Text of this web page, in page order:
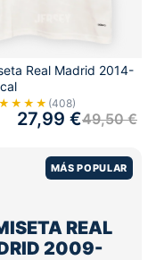
Real Madrid 2014-
(408)
49,50€
27,99 €
MÁS POPULAR
REAL
2009-